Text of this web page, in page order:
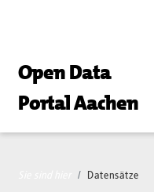
Open Data
Portal Aachen
Datensätze